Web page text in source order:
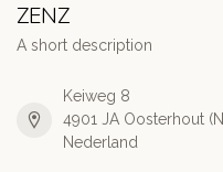
ZENZ
A short description
Keiweg 8
4901 JA Oosterhout
Nederland